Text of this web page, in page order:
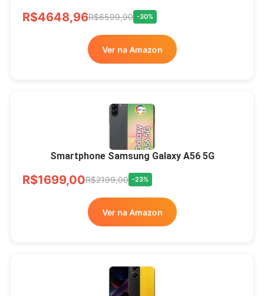
R$4648,96R$6599,90 -30%
Ver na Amazon
Smartphone Samsung Galaxy A56 5G
R$1699,00R$2199,00 -23%
Ver na Amazon